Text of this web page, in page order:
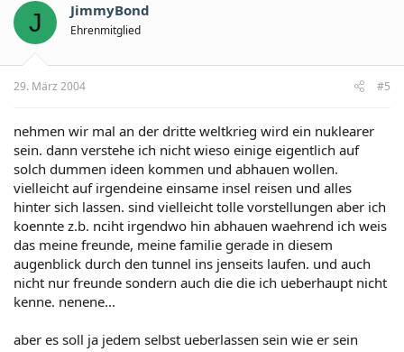
J JimmyBond
Ehrenmitglied
29. März 2004 #5
nehmen wir mal an der dritte weltkrieg wird ein nuklearer
sein. dann verstehe ich nicht wieso einige eigentlich auf
solch dummen ideen kommen und abhauen wollen.
vielleicht auf irgendeine einsame insel reisen und alles
hinter sich lassen. sind vielleicht tolle vorstellungen aber ich
koennte z.b. nciht irgendwo hin abhauen waehrend ich weis
das meine freunde, meine familie gerade in diesem
augenblick durch den tunnel ins jenseits laufen. und auch
nicht nur freunde sondern auch die die ich ueberhaupt nicht
kenne. nenene...
aber es soll ja jedem selbst ueberlassen sein wie er sein